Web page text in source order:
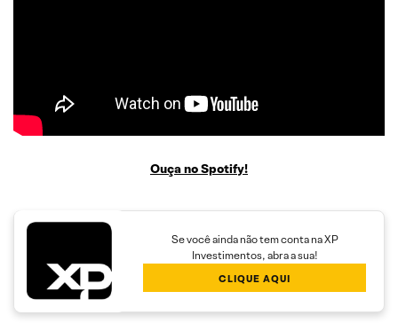
Ouça no Spotify!
Se você ainda não tem conta na XP
Investimentos, abra a sua!
CLIQUE AQUI